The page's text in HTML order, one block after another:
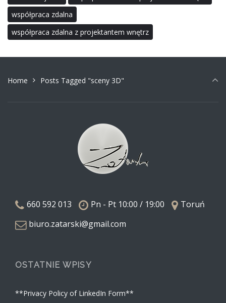
współpraca zdalna
współpraca zdalna z projektantem wnętrz
Home Posts Tagged "sceny 3D"
660 592 013 Pn - Pt 10:00 / 19:00
Toruń
biuro.zatarski@gmail.com
OSTATNIE WPISY
**Privacy Policy of LinkedIn Form**